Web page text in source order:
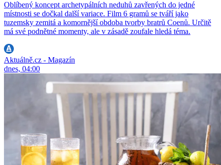
Oblíbený koncept archetypálních neduhů zavřených do jedné
místnosti se dočkal další variace. Film 6 gramů se tváří jako
tuzemsky zemitá a komornější obdoba tvorby bratrů Coenů. Určitě
má své podnětné momenty, ale v zásadě zoufale hledá téma.
Aktuálně.cz - Magazín
dnes, 04:00